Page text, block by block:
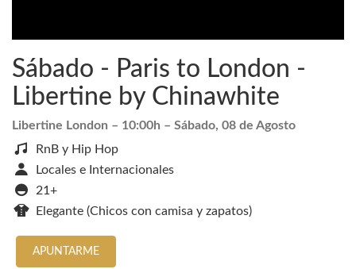
Sábado - Paris to London -
Libertine by Chinawhite
Libertine London – 10:00h – Sábado, 08 de Agosto
RnB y Hip Hop
Locales e Internacionales
21+
Elegante (Chicos con camisa y zapatos)
APUNTARME